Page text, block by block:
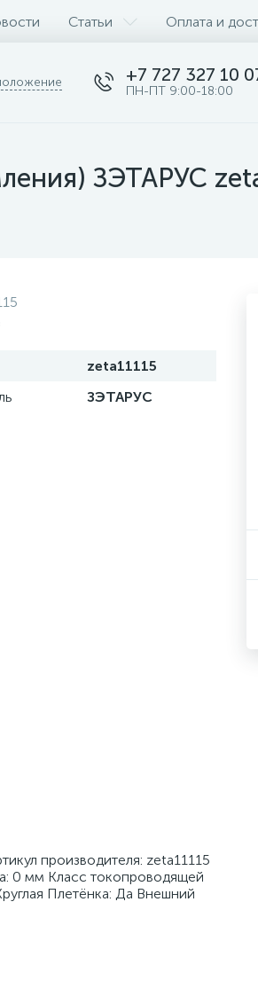
Статьи Оплата и
+7 727 327 10
ПН-ПТ 9:00-18:00
ЗЭТАРУС
zeta11115
ЗЭТАРУС
производителя: zeta11115
0 мм Класс токопроводящей
Плетёнка: Да Внешний